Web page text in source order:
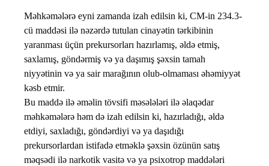
Məhkəmələrə eyni zamanda izah edilsin ki, CM-in 234.3-
cü maddəsi ilə nəzərdə tutulan cinayətin tərkibinin
yaranması üçün prekursorları hazırlamış, əldə etmiş,
saxlamış, göndərmiş və ya daşımış şəxsin tamah
niyyətinin və ya sair marağının olub-olmaması əhəmiyyət
kəsb etmir.
Bu maddə ilə əməlin tövsifi məsələləri ilə əlaqədar
məhkəmələrə həm də izah edilsin ki, hazırladığı, əldə
etdiyi, saxladığı, göndərdiyi və ya daşıdığı
prekursorlardan istifadə etməklə şəxsin özünün satış
məqsədi ilə narkotik vasitə və ya psixotrop maddələri